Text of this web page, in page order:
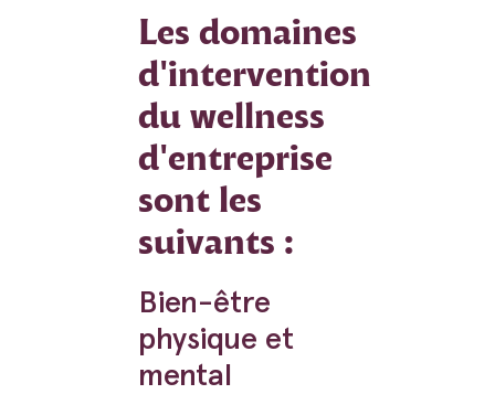
Les domaines
d'intervention
du wellness
d'entreprise
sont les
suivants :
Bien-être
physique et
mental